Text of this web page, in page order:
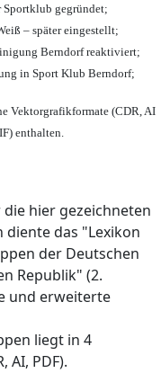
Sportklub gegründet;
– später eingestellt;
Berndorf reaktiviert;
in Sport Klub Berndorf;
Vektorgrafikformate (CDR, AI
enthalten.
hier gezeichneten
das "Lexikon
der Deutschen
Republik" (2.
und erweiterte
liegt in 4
AI, PDF).